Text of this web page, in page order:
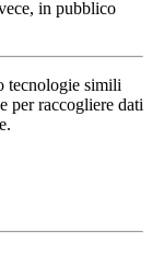
in pubblico
tecnologie simili
per raccogliere dati